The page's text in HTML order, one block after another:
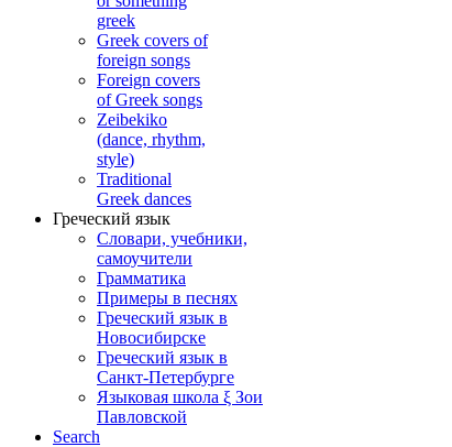
greek
Greek covers of
foreign songs
Foreign covers
of Greek songs
Zeibekiko
(dance, rhythm,
style)
Traditional
Greek dances
Греческий язык
Словари, учебники,
самоучители
Грамматика
Примеры в песнях
Греческий язык в
Новосибирске
Греческий язык в
Санкт-Петербурге
Языковая школа ξ Зои
Павловской
Search